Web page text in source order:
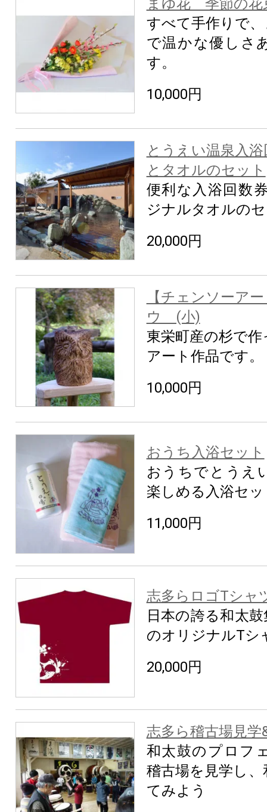
まゆ花 季節の花
すべて手作りで
で温かな優しさ
す。
10,000円
とうえい温泉入
とタオルのセット
便利な入浴回数
ジナルタオルの
20,000円
【チェンソーア
ウ (小)
東栄町産の杉で
アート作品です。
10,000円
おうち入浴セット
おうちでとうえ
楽しめる入浴セ
11,000円
志多らロゴTシャ
日本の誇る和太
のオリジナルTシ
20,000円
志多ら稽古場見学
和太鼓のプロフ
稽古場を見学し
てみよう